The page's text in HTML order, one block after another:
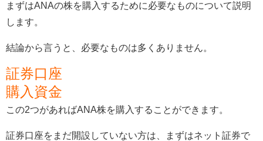
まずはANAの株を購入するために必要なものについて説明
します。
結論から言うと、必要なものは多くありません。
証券口座
購入資金
この2つがあればANA株を購入することができます。
証券口座をまだ開設していない方は、まずはネット証券で